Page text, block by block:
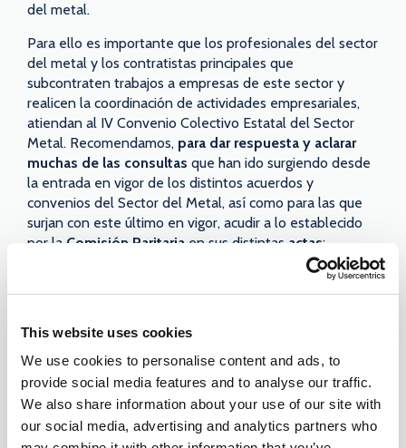
This website uses cookies
We use cookies to personalise content and ads, to
provide social media features and to analyse our traffic.
We also share information about your use of our site with
our social media, advertising and analytics partners who
del metal.
Para ello es importante que los profesionales del sector
del metal y los contratistas principales que
subcontraten trabajos a empresas de este sector y
realicen la coordinación de actividades empresariales,
atiendan al IV Convenio Colectivo Estatal del Sector
Metal. Recomendamos, para dar respuesta y aclarar
muchas de las consultas que han ido surgiendo desde
la entrada en vigor de los distintos acuerdos y
convenios del Sector del Metal, así como para las que
surjan con este último en vigor, acudir a lo establecido
por la Comisión Paritaria en sus distintas actas:
Consulta y descarga de Actas de la Comisión
General de Trabajo, por la que se registra y publica el
Convenio colectivo estatal de la industria, las nuevas
tecnologías y los servicios del sector del metal.
Blog Metacontratas –Formación PRL según el Convenio